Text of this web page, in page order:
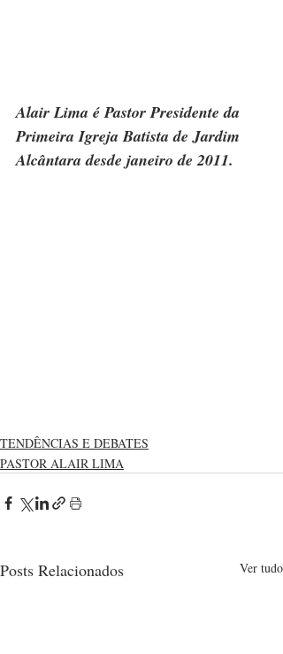
Alair Lima é Pastor Presidente da
Primeira Igreja Batista de Jardim
Alcântara desde janeiro de 2011.
TENDÊNCIAS E DEBATES
PASTOR ALAIR LIMA
Posts Relacionados Ver tudo